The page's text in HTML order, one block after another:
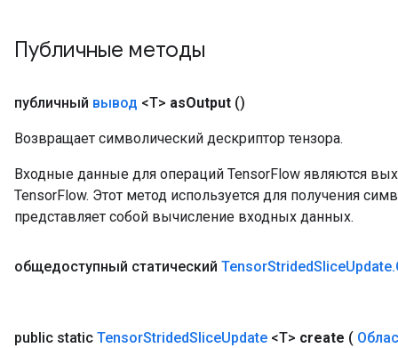
Публичные методы
публичный вывод <T> asOutput ()
Возвращает символический дескриптор тензора.
Входные данные для операций TensorFlow являются
TensorFlow. Этот метод используется для получения
представляет собой вычисление входных данных.
общедоступный статический TensorStridedSliceUpdate.
public static TensorStridedSliceUpdate <T> create (